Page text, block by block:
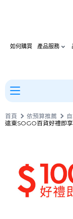
如何購買 產品服務
首頁 依預算推薦
遠東SOGO百貨好禮即